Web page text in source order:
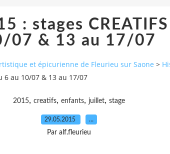
: stages
07 & 13 au 17/07
et épicurienne de Fleurieu sur Saone >
6 au 10/07 & 13 au 17/07
2015, creatifs, enfants, juillet, stage
29.05.2015 …
Par alf.fleurieu